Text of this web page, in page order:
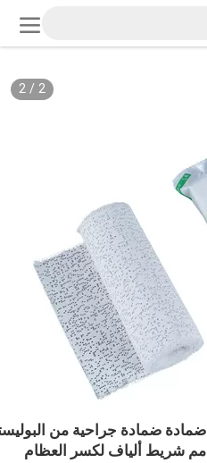
2
/
2
مم شريط ألياف لكسر العظام